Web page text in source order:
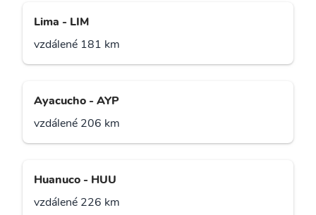
Lima - LIM
vzdálené 181 km
Ayacucho - AYP
vzdálené 206 km
Huanuco - HUU
vzdálené 226 km